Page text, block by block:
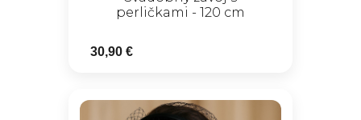
perličkami - 120 cm
30,90 €